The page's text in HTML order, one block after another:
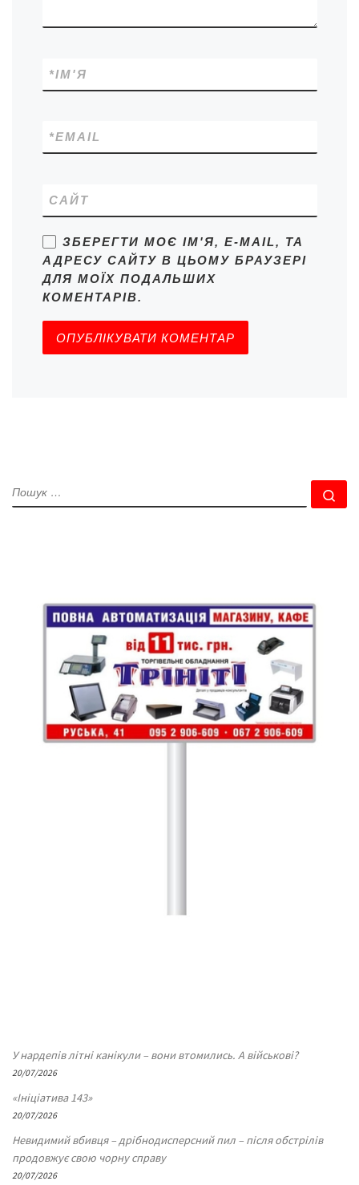
ІМ'Я
*
EMAIL
*
САЙТ
ЗБЕРЕГТИ МОЄ ІМ'Я, E-MAIL, ТА
АДРЕСУ САЙТУ В ЦЬОМУ БРАУЗЕРІ
ДЛЯ МОЇХ ПОДАЛЬШИХ
КОМЕНТАРІВ.
ПОШУК
У нардепів літні канікули – вони втомились. А військові?
20/07/2026
«Ініціатива 143»
20/07/2026
Невидимий вбивця – дрібнодисперсний пил – після обстрілів
продовжує свою чорну справу
20/07/2026